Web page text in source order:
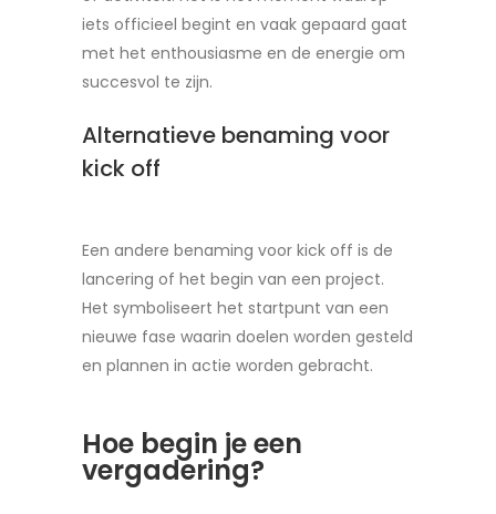
iets officieel begint en vaak gepaard gaat
met het enthousiasme en de energie om
succesvol te zijn.
Alternatieve benaming voor
kick off
Een andere benaming voor kick off is de
lancering of het begin van een project.
Het symboliseert het startpunt van een
nieuwe fase waarin doelen worden gesteld
en plannen in actie worden gebracht.
Hoe begin je een
vergadering?